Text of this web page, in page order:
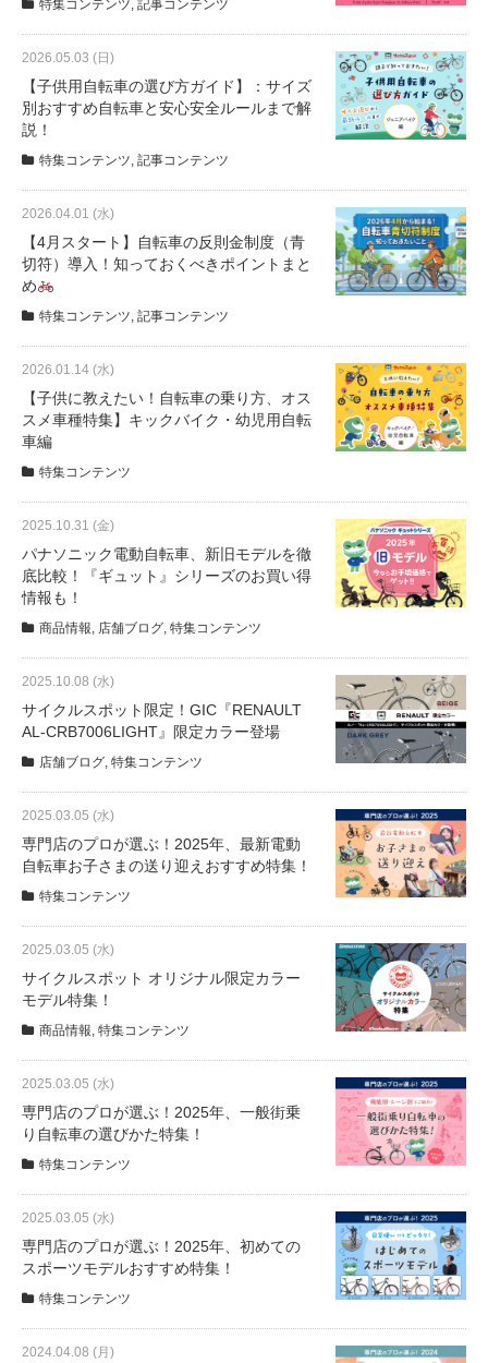
盗難保証
SpotMateログイン
オリジナル自転車
PB全車種カタログ
Norwayシリーズ
eVita
店舗ブログ
イベント
求人情報
募集中の求人情報
法人様向け割引
その他
お問い合わせ
個人情報保護
特集コンテンツ 記事コンテンツ
2026.05.03 (日)
【子供用自転車の選び方ガイド】：サイズ
別おすすめ自転車と安心安全ルールまで解
説！
特集コンテンツ 記事コンテンツ
2026.04.01 (水)
【4月スタート】自転車の反則金制度（青
切符）導入！知っておくべきポイントまと
め
特集コンテンツ 記事コンテンツ
2026.01.14 (水)
【子供に教えたい！自転車の乗り方、オス
スメ車種特集】キックバイク・幼児用自転
車編
特集コンテンツ
2025.10.31 (金)
パナソニック電動自転車、新旧モデルを徹
底比較！『ギュット』シリーズのお買い得
情報も！
商品情報 店舗ブログ 特集コンテンツ
2025.10.08 (水)
サイクルスポット限定！GIC『RENAULT
AL-CRB7006LIGHT』限定カラー登場
店舗ブログ 特集コンテンツ
2025.03.05 (水)
専門店のプロが選ぶ！2025年、最新電動
自転車お子さまの送り迎えおすすめ特集！
特集コンテンツ
2025.03.05 (水)
サイクルスポット オリジナル限定カラー
モデル特集！
商品情報 特集コンテンツ
2025.03.05 (水)
専門店のプロが選ぶ！2025年、一般街乗
り自転車の選びかた特集！
特集コンテンツ
2025.03.05 (水)
専門店のプロが選ぶ！2025年、初めての
スポーツモデルおすすめ特集！
特集コンテンツ
2024.04.08 (月)